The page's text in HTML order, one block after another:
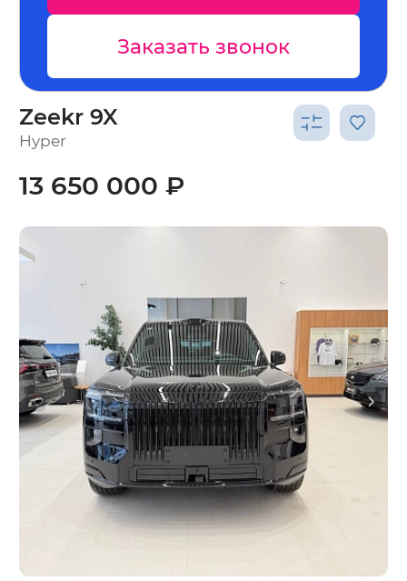
Заказать звонок
Zeekr 9X
Hyper
13 650 000 ₽